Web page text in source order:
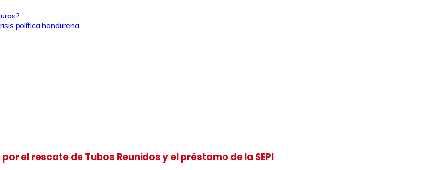
política hondureña
el rescate de Tubos Reunidos y el préstamo de la SEPI